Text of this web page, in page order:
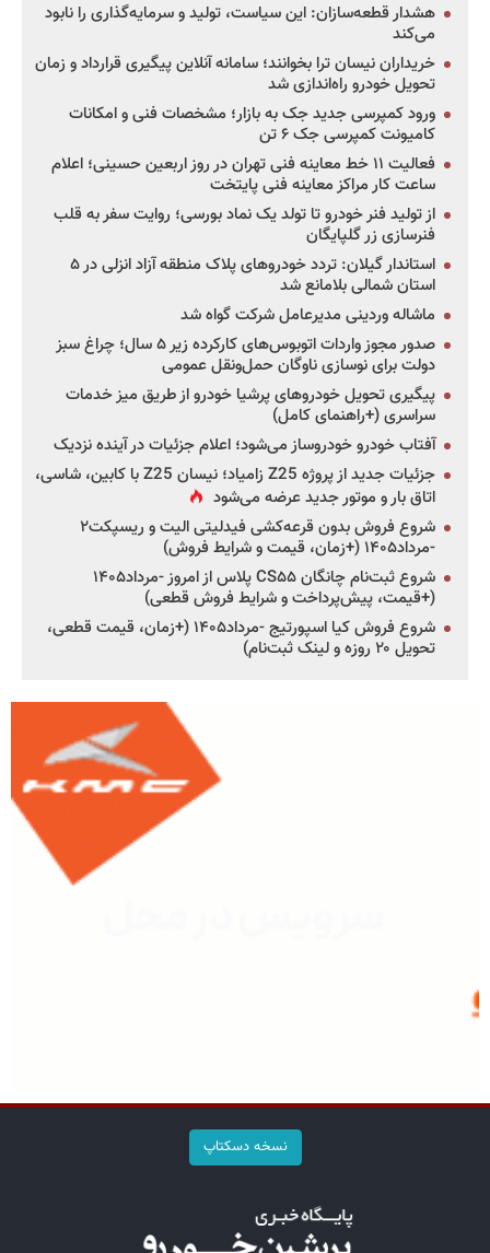
هشدار قطعه‌سازان: این سیاست، تولید و سرمایه‌گذاری را نابود
می‌کند
خریداران نیسان ترا بخوانند؛ سامانه آنلاین پیگیری قرارداد و زمان
تحویل خودرو راه‌اندازی شد
ورود کمپرسی جدید جک به بازار؛ مشخصات فنی و امکانات
کامیونت کمپرسی جک ۶ تن
فعالیت ۱۱ خط معاینه فنی تهران در روز اربعین حسینی؛ اعلام
ساعت کار مراکز معاینه فنی پایتخت
از تولید فنر خودرو تا تولد یک نماد بورسی؛ روایت سفر به قلب
فنرسازی زر گلپایگان
استاندار گیلان: تردد خودروهای پلاک منطقه آزاد انزلی در ۵
استان شمالی بلامانع شد
ماشاله وردینی مدیرعامل شرکت گواه شد
صدور مجوز واردات اتوبوس‌های کارکرده زیر ۵ سال؛ چراغ سبز
دولت برای نوسازی ناوگان حمل‌ونقل عمومی
پیگیری تحویل خودروهای پرشیا خودرو از طریق میز خدمات
سراسری (+راهنمای کامل)
آفتاب خودرو خودروساز می‌شود؛ اعلام جزئیات در آینده نزدیک
جزئیات جدید از پروژه Z25 زامیاد؛ نیسان Z25 با کابین، شاسی،
اتاق بار و موتور جدید عرضه می‌شود
شروع فروش بدون قرعه‌کشی فیدلیتی الیت و ریسپکت۲
-مرداد۱۴۰۵ (+زمان، قیمت و شرایط فروش)
شروع ثبت‌نام چانگان CS۵۵ پلاس از امروز -مرداد۱۴۰۵
(+قیمت، پیش‌پرداخت و شرایط فروش قطعی)
شروع فروش کیا اسپورتیج -مرداد۱۴۰۵ (+زمان، قیمت قطعی،
تحویل ۲۰ روزه و لینک ثبت‌نام)
نسخه دسکتاپ